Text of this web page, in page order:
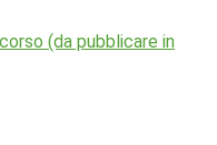
(da pubblicare in